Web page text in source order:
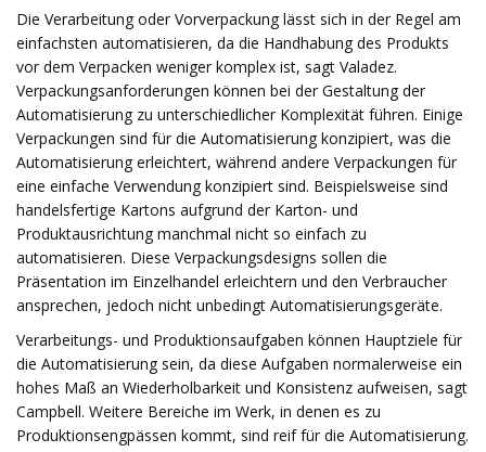
Die Verarbeitung oder Vorverpackung lässt sich in der Regel am
einfachsten automatisieren, da die Handhabung des Produkts
vor dem Verpacken weniger komplex ist, sagt Valadez.
Verpackungsanforderungen können bei der Gestaltung der
Automatisierung zu unterschiedlicher Komplexität führen. Einige
Verpackungen sind für die Automatisierung konzipiert, was die
Automatisierung erleichtert, während andere Verpackungen für
eine einfache Verwendung konzipiert sind. Beispielsweise sind
handelsfertige Kartons aufgrund der Karton- und
Produktausrichtung manchmal nicht so einfach zu
automatisieren. Diese Verpackungsdesigns sollen die
Präsentation im Einzelhandel erleichtern und den Verbraucher
ansprechen, jedoch nicht unbedingt Automatisierungsgeräte.
Verarbeitungs- und Produktionsaufgaben können Hauptziele für
die Automatisierung sein, da diese Aufgaben normalerweise ein
hohes Maß an Wiederholbarkeit und Konsistenz aufweisen, sagt
Campbell. Weitere Bereiche im Werk, in denen es zu
Produktionsengpässen kommt, sind reif für die Automatisierung.